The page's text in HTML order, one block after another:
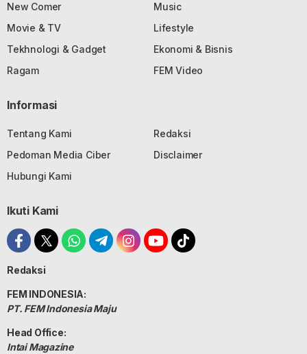
New Comer
Music
Movie & TV
Lifestyle
Tekhnologi & Gadget
Ekonomi & Bisnis
Ragam
FEM Video
Informasi
Tentang Kami
Redaksi
Pedoman Media Ciber
Disclaimer
Hubungi Kami
Ikuti Kami
Redaksi
FEM INDONESIA:
PT. FEM Indonesia Maju
Head Office:
Intai Magazine